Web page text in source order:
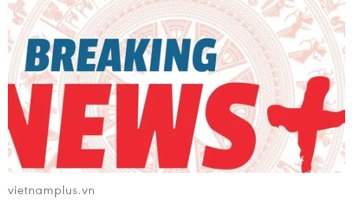
vietnamplus.vn